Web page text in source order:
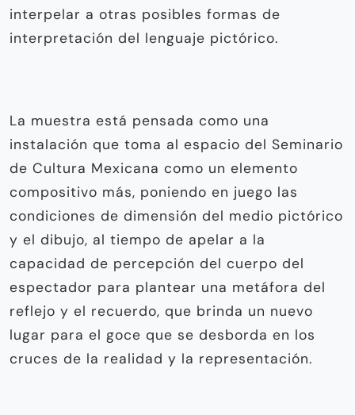
interpelar a otras posibles formas de
interpretación del lenguaje pictórico.
La muestra está pensada como una
instalación que toma al espacio del Seminario
de Cultura Mexicana como un elemento
compositivo más, poniendo en juego las
condiciones de dimensión del medio pictórico
y el dibujo, al tiempo de apelar a la
capacidad de percepción del cuerpo del
espectador para plantear una metáfora del
reflejo y el recuerdo, que brinda un nuevo
lugar para el goce que se desborda en los
cruces de la realidad y la representación.